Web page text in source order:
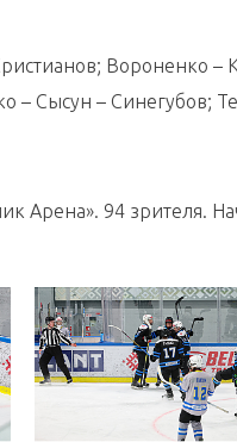
Вороненко –
– Сысун – Синегубов;
Арена». 94 зрителя.